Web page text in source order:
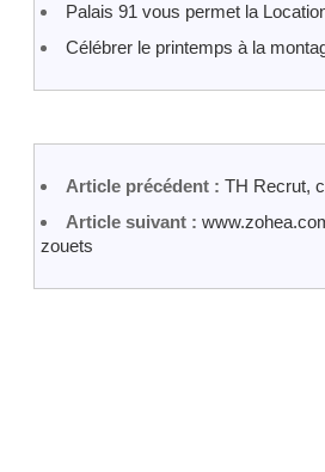
Palais 91 vous permet la
Célébrer le printemps à la
Article précédent : TH Recrut,
Article suivant :
zouets